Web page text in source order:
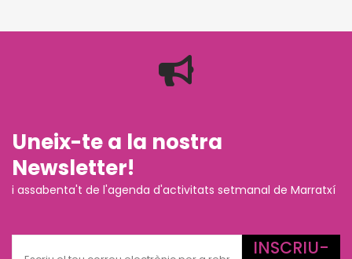
Uneix-te a la nostra
Newsletter!
i assabenta't de l'agenda d'activitats setmanal de Marratxí
INSCRIU-